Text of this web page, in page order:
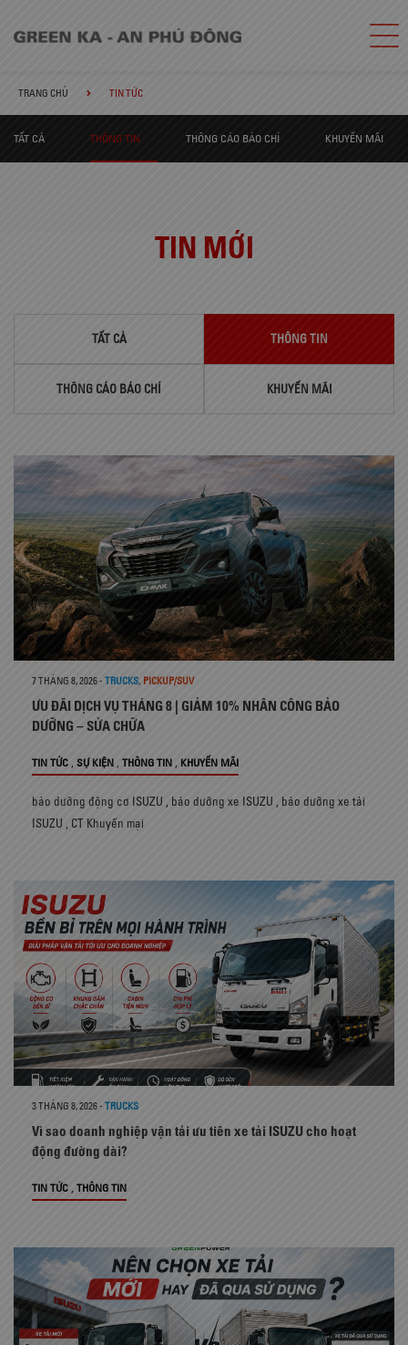
TRANG CHỦ TIN TỨC
TẤT CẢ THÔNG TIN THÔNG CÁO BÁO CHÍ KHUYẾN MÃI
TIN MỚI
TẤT CẢ THÔNG TIN
THÔNG CÁO BÁO CHÍ KHUYẾN MÃI
7 THÁNG 8, 2026- TRUCKS, PICKUP/SUV
ƯU ĐÃI DỊCH VỤ THÁNG 8 | GIẢM 10% NHÂN CÔNG BẢO
DƯỠNG – SỬA CHỮA
TIN TỨC SỰ KIỆN THÔNG TIN KHUYẾN MÃI
bảo dưỡng động cơ ISUZU bảo dưỡng xe ISUZU
bảo dưỡng xe tải
ISUZU
CT Khuyến mại
3 THÁNG 8, 2026- TRUCKS
Vì sao doanh nghiệp vận tải ưu tiên xe tải ISUZU cho hoạt
động đường dài?
TIN TỨC THÔNG TIN